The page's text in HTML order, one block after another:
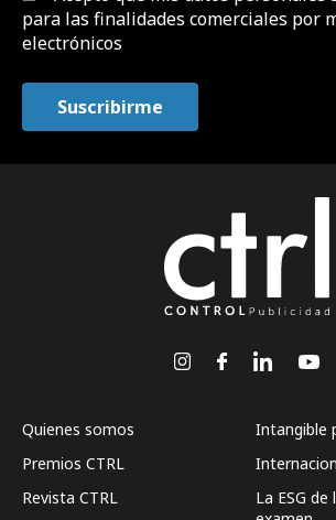
para las finalidades comerciales por
electrónicos
Quienes somos
Premios CTRL
Revista CTRL
Intangible
La ESG